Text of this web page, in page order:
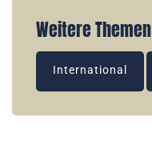
Weitere Themen
International